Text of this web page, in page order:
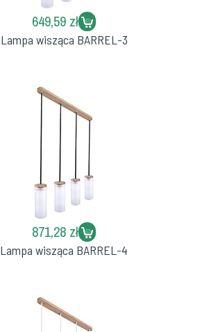
649,59 zł
Lampa wisząca BARREL-3
871,28 zł
Lampa wisząca BARREL-4